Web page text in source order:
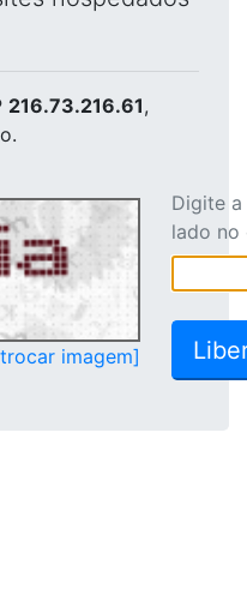
216.73.216.61,
imagem]
Digite
lado no